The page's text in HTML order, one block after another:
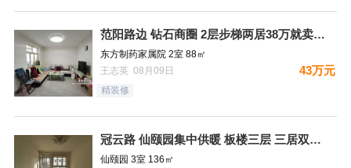
范阳路边 钻石商圈 2层步梯两居38万就卖哦！
东方制药家属院 2室 88㎡
王志英 08月09日
43万元
精装修
冠云路 仙颐园集中供暖 板楼三层 三居双卫 集中供暖 ！送地
仙颐园 3室 136㎡